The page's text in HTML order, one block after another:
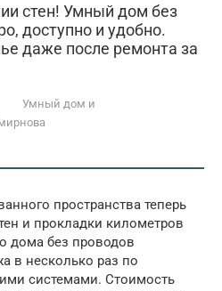
стен! Умный дом без
доступно и удобно.
даже после ремонта за
Умный дом и
пространства теперь
и прокладки километров
дома без проводов
в несколько раз по
системами. Стоимость